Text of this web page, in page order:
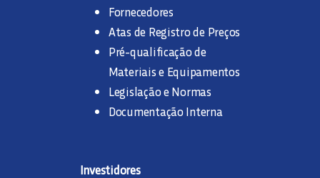
Fornecedores
Atas de Registro de Preços
Pré-qualificação de
Materiais e Equipamentos
Legislação e Normas
Documentação Interna
Investidores